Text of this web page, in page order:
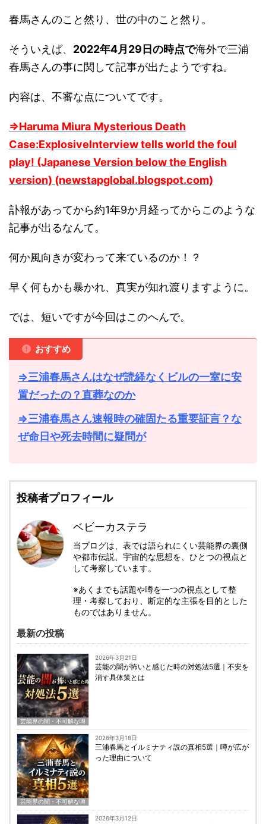
春馬さんのこと然り、世の中のこと然り。
そういえば、 2022年4月29日の時点で海外で三浦
春馬さんの事に関して記事が出たようですね。
内容は、不審な点についてです。
⇒Haruma Miura Mysterious Death
Case:ExplosiveInterview tells world the foul
play! (Japanese Version below the English
version) (newstapglobal.blogspot.com)
訃報があってから約1年9か月経ってからこのような
記事が出るなんて。
何か風向きが変わって来ているのか！？
早く何もかも暴かれ、真実が知れ渡りますように。
では、短いですが今回はこのへんで。
おすすめ
⇒三浦春馬さんはなぜ読経なくビルの一室に安
置だったの？直葬なのか
⇒三浦春馬さん速報時の確固たる重要証言？な
ぜ命日や死去時間に疑問が
投稿者プロフィール
ベビーカステラ
当ブログは、表では語られにくい芸能界の裏側
や都市伝説、宇宙的な思想を、ひとつの視点と
して考察しています。
※あくまでも話題や噂を一つの視点として整
理・考察しており、断定的な主張を目的とした
ものではありません。
最新の投稿
芸能界の闇・不可解な噂
2026年3月21日
芸能の闇が怖いと感じた時の対処法5選｜不安を
消す具体策とは
芸能界の闇・不可解な噂
2026年3月18日
三浦春馬とイルミナティ説の真相5選｜噂が広が
った理由について
2026年3月12日